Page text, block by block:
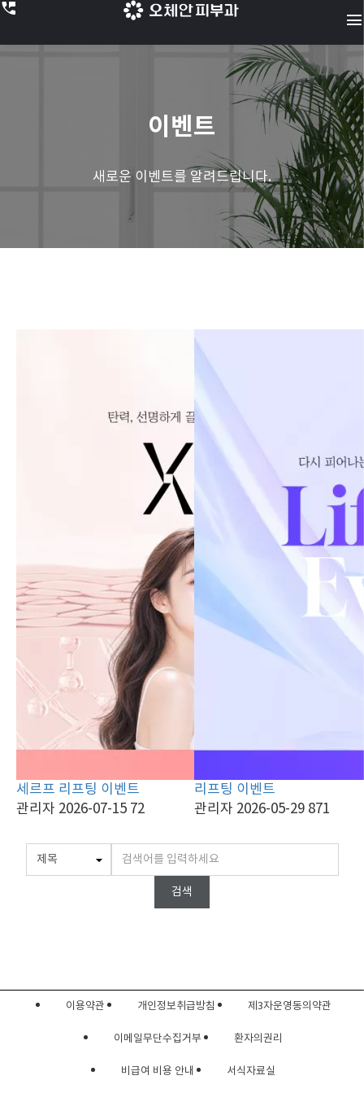
perm_phone_msg
menu
이벤트
새로운 이벤트를 알려드립니다.
세르프 리프팅 이벤트
관리자 2026-07-15 72
리프팅 이벤트
관리자 2026-05-29 871
검색
이용약관 개인정보취급방침 제3자운영동의약관
이메일무단수집거부 환자의권리
비급여 비용 안내 서식자료실